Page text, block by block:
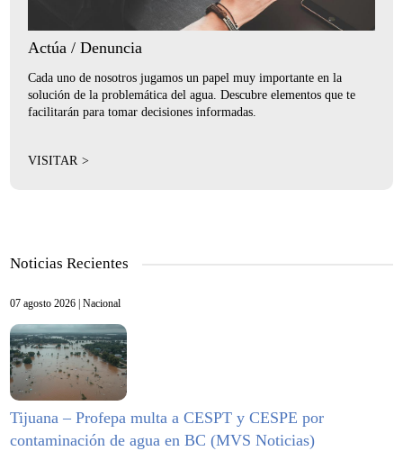
Actúa / Denuncia
Cada uno de nosotros jugamos un papel muy importante en la
solución de la problemática del agua. Descubre elementos que te
facilitarán para tomar decisiones informadas.
VISITAR
Noticias Recientes
07 agosto 2026 |Nacional
Tijuana – Profepa multa a CESPT y CESPE por
contaminación de agua en BC (MVS Noticias)